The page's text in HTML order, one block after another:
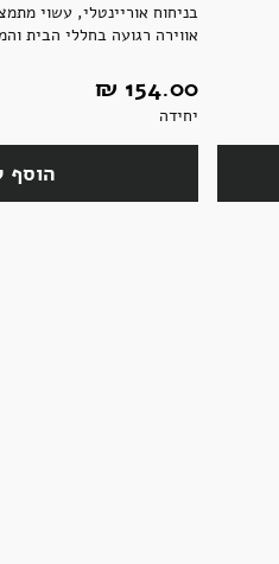
בניחוח אוריינטלי, עשוי
אווירה רגועה בחללי הבית
154.00 ‏₪
יחידה
הוסף